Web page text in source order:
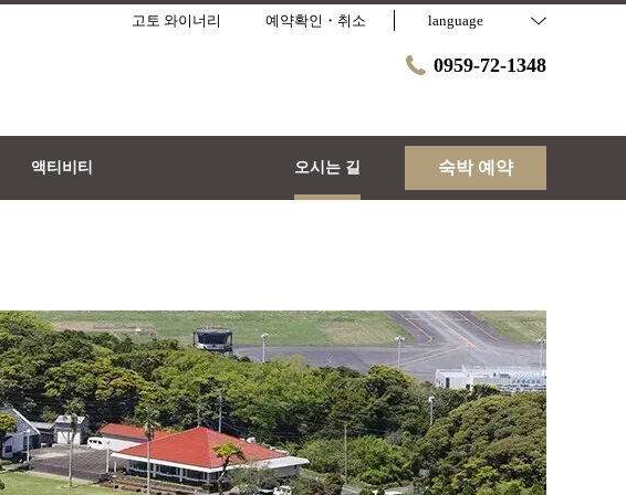
고토 와이너리 예약확인・취소 language
0959-72-1348
액티비티 오시는 길 숙박 예약